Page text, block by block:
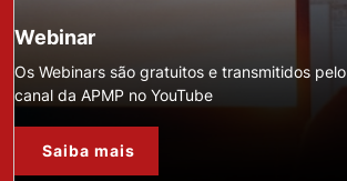
Webinar
Os Webinars são gratuitos e transmitidos pelo
canal da APMP no YouTube
Saiba mais